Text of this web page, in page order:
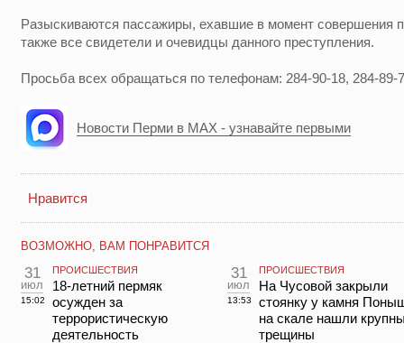
Разыскиваются пассажиры, ехавшие в момент совершения
также все свидетели и очевидцы данного преступления.
Просьба всех обращаться по телефонам: 284-90-18, 284-89-
Новости Перми в MAX - узнавайте первыми
Нравится
ВОЗМОЖНО, ВАМ ПОНРАВИТСЯ
31
июл
15:02
ПРОИСШЕСТВИЯ
18-летний пермяк
осужден за
террористическую
деятельность
31
июл
13:53
ПРОИСШЕСТВИЯ
На Чусовой закрыли
стоянку у камня
на скале нашли
трещины